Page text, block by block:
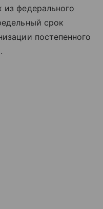
федерального
срок
постепенного